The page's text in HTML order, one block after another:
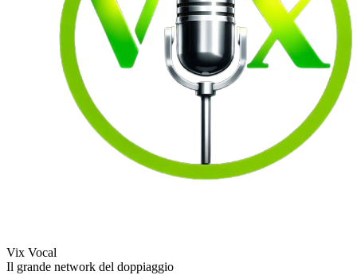
Vix Vocal
Il grande network del doppiaggio